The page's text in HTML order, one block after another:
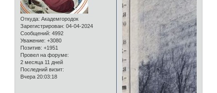
Откуда: Академгородок
Зарегистрирован: 04-04-2024
Сообщений: 4992
Уважение: +3080
Позитив: +1951
Провел на форуме:
2 месяца 11 дней
Последний визит:
Вчера 20:03:18